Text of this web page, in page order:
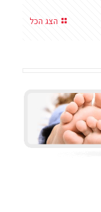
הצג הכל